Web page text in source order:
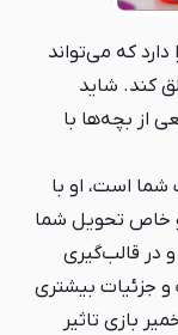
که می‌تواند
کند. شاید
از بچه‌ها با
است، او با
خاص تحویل شما
در قالب‌گیری
جزئیات بیشتری
بازی تاثیر